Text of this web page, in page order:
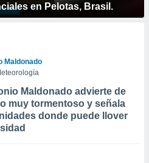
en Pelotas, Brasil.
Maldonado
Maldonado advierte de
muy tormentoso y señala
donde puede llover